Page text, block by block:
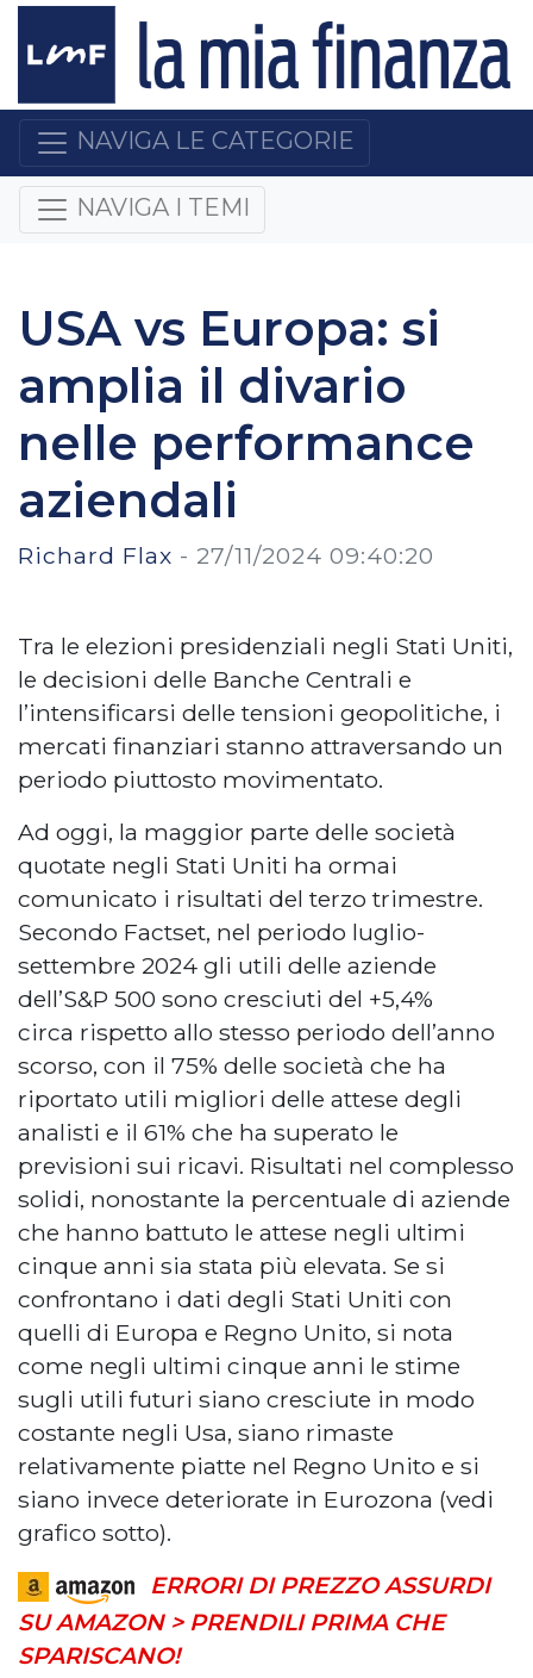
NAVIGA LE CATEGORIE
NAVIGA I TEMI
USA vs Europa: si
amplia il divario
nelle performance
aziendali
Richard Flax - 27/11/2024 09:40:20
Tra le elezioni presidenziali negli Stati Uniti,
le decisioni delle Banche Centrali e
l’intensificarsi delle tensioni geopolitiche, i
mercati finanziari stanno attraversando un
periodo piuttosto movimentato.
Ad oggi, la maggior parte delle società
quotate negli Stati Uniti ha ormai
comunicato i risultati del terzo trimestre.
Secondo Factset, nel periodo luglio-
settembre 2024 gli utili delle aziende
dell’S&P 500 sono cresciuti del +5,4%
circa rispetto allo stesso periodo dell’anno
scorso, con il 75% delle società che ha
riportato utili migliori delle attese degli
analisti e il 61% che ha superato le
previsioni sui ricavi. Risultati nel complesso
solidi, nonostante la percentuale di aziende
che hanno battuto le attese negli ultimi
cinque anni sia stata più elevata. Se si
confrontano i dati degli Stati Uniti con
quelli di Europa e Regno Unito, si nota
come negli ultimi cinque anni le stime
sugli utili futuri siano cresciute in modo
costante negli Usa, siano rimaste
relativamente piatte nel Regno Unito e si
siano invece deteriorate in Eurozona (vedi
grafico sotto).
ERRORI DI PREZZO ASSURDI
SU AMAZON > PRENDILI PRIMA CHE
SPARISCANO!